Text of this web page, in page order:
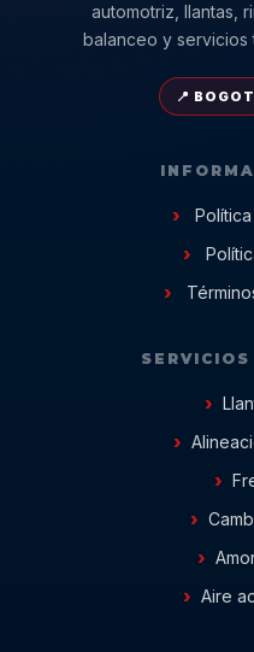
automotriz, llantas,
balanceo y servicios
📍
Aire